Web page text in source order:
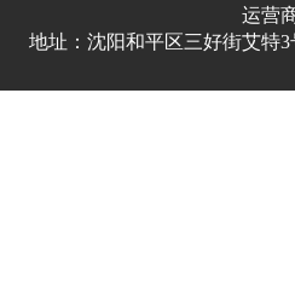
运营
地址：沈阳和平区三好街艾特3